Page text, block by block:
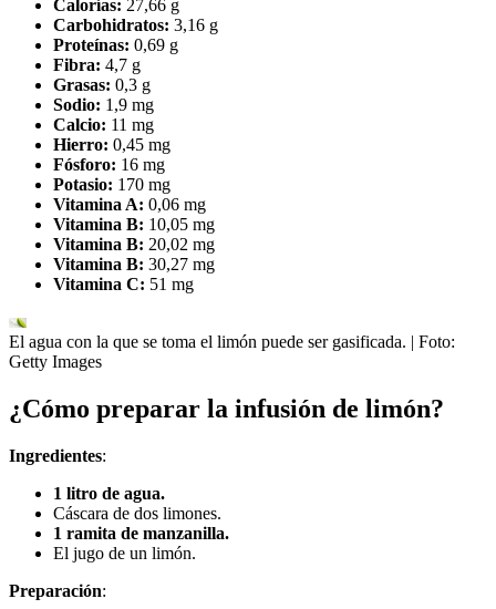
Calorías: 27,66 g
Carbohidratos: 3,16 g
Proteínas: 0,69 g
Fibra: 4,7 g
Grasas: 0,3 g
Sodio: 1,9 mg
Calcio: 11 mg
Hierro: 0,45 mg
Fósforo: 16 mg
Potasio: 170 mg
Vitamina A: 0,06 mg
Vitamina B: 10,05 mg
Vitamina B: 20,02 mg
Vitamina B: 30,27 mg
Vitamina C: 51 mg
El agua con la que se toma el limón puede ser gasificada. | Foto:
Getty Images
¿Cómo preparar la infusión de limón?
Ingredientes:
1 litro de agua.
Cáscara de dos limones.
1 ramita de manzanilla.
El jugo de un limón.
Preparación: